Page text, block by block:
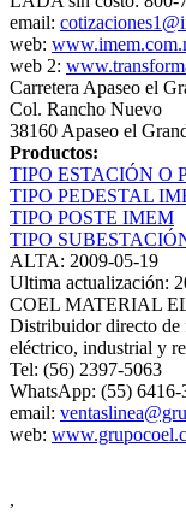
email:
web:
web 2:
Carretera Apaseo el
Col. Rancho Nuevo
38160 Apaseo el
Productos:
TIPO ESTACIÓN O
TIPO PEDESTAL
TIPO POSTE IMEM
TIPO
ALTA: 2009-05-19
Ultima actualización:
COEL MATERIAL
Distribuidor directo de
eléctrico, industrial y
Tel: (56) 2397-5063
WhatsApp: (55) 6416-
email:
web:
,